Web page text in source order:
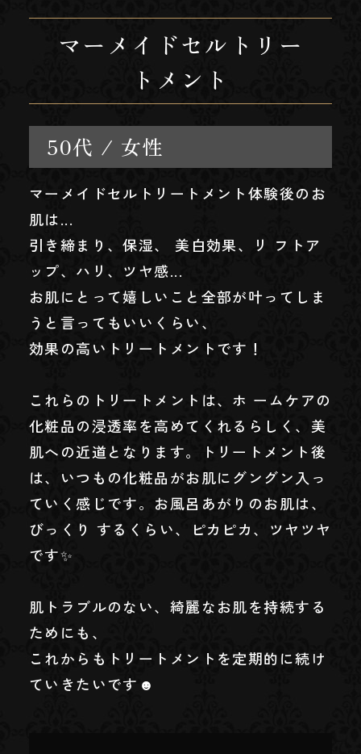
マーメイドセルトリー
トメント
50代 / 女性
マーメイドセルトリートメント体験後のお
肌は...
引き締まり、保湿、 美白効果、リ フトア
ップ、ハリ、ツヤ感...
お肌にとって嬉しいこと全部が叶ってしま
うと言ってもいいくらい、
効果の高いトリートメントです！
これらのトリートメントは、ホ ームケアの
化粧品の浸透率を高めてくれるらしく、美
肌への近道となります。トリートメント後
は、いつもの化粧品がお肌にグングン入っ
ていく感じです。お風呂あがりのお肌は、
びっくり するくらい、ピカピカ、ツヤツヤ
です✨
肌トラブルのない、綺麗なお肌を持続する
ためにも、
これからもトリートメントを定期的に続け
ていきたいです☻